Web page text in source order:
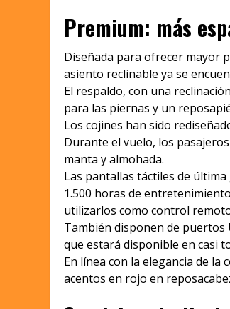
Premium: más
Diseñada para ofrecer mayor
asiento reclinable ya se
El respaldo, con una
para las piernas y un
Los cojines han sido
Durante el vuelo, los
manta y almohada.
Las pantallas táctiles de
1.500 horas de
utilizarlos como control
También disponen de puertos
que estará disponible en casi
En línea con la elegancia de
acentos en rojo en